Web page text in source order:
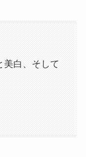
美白、そして